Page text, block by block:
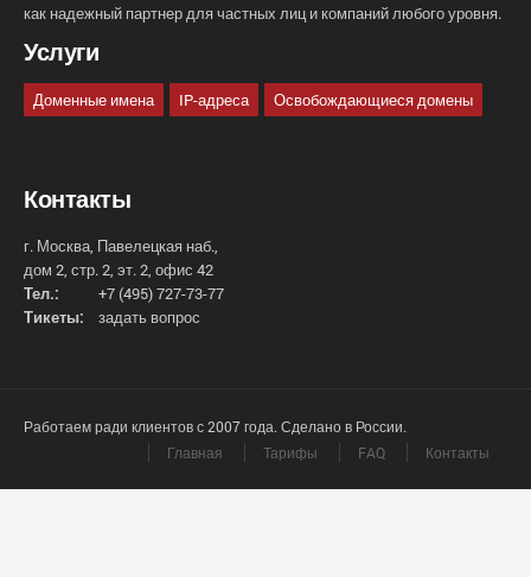
как надежный партнер для частных лиц и компаний любого уровня.
Услуги
Доменные имена IP-адреса Освобождающиеся домены
Контакты
г. Москва, Павелецкая наб.,
дом 2, стр. 2, эт. 2, офис 42
Тел.:
+7 (495) 727-73-77
Тикеты:
задать вопрос
Работаем ради клиентов с 2007 года. Сделано в России.
Главная
Тарифы FAQ Контакты